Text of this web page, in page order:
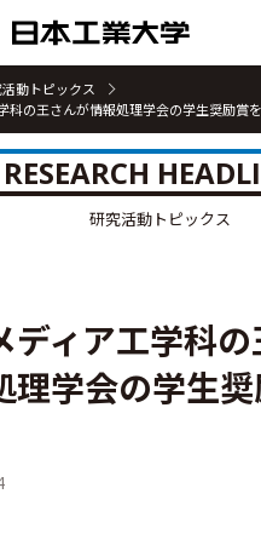
動トピックス
科の王さんが情報処理学会の学生奨励賞
RESEARCH
研究活動トピックス
ディア工学科
理学会の学生